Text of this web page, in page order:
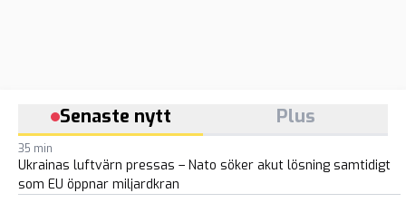
Senaste nytt Plus
35 min
Ukrainas luftvärn pressas – Nato söker akut lösning samtidigt
som EU öppnar miljardkran